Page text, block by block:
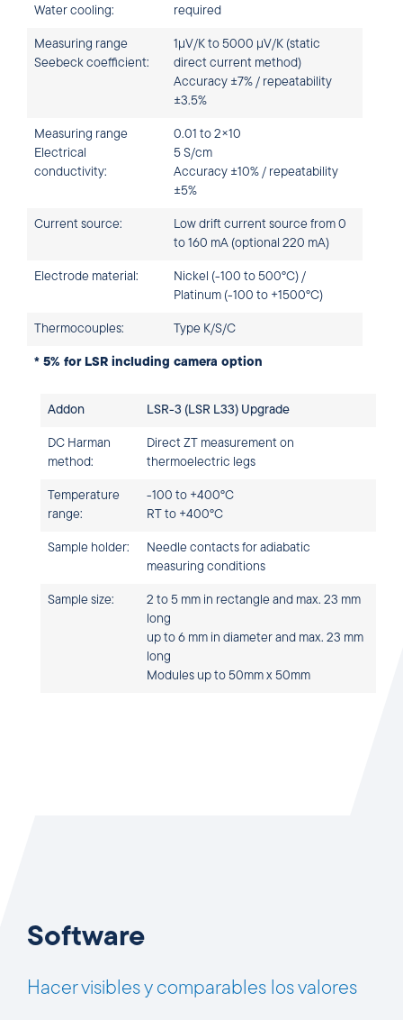
Water cooling: required
Measuring range
Seebeck coefficient:
1µV/K to 5000 µV/K (static
direct current method)
Accuracy ±7% / repeatability
±3.5%
Measuring range
Electrical
conductivity:
0.01 to 2×10
5 S/cm
Accuracy ±10% / repeatability
±5%
Current source:
Low drift current source from 0
to 160 mA (optional 220 mA)
Electrode material:
Nickel (-100 to 500°C) /
Platinum (-100 to +1500°C)
Thermocouples: Type K/S/C
* 5% for LSR including camera option
Addon LSR-3 (LSR L33) Upgrade
DC Harman
method:
Direct ZT measurement on
thermoelectric legs
Temperature
range:
-100 to +400°C
RT to +400°C
Sample holder:
Needle contacts for adiabatic
measuring conditions
Sample size:
2 to 5 mm in rectangle and max. 23 mm
long
up to 6 mm in diameter and max. 23 mm
long
Modules up to 50mm x 50mm
Software
Hacer visibles y comparables los valores